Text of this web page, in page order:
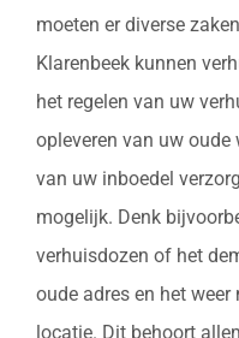
moeten er diverse
Klarenbeek kunnen
het regelen van uw
opleveren van uw
van uw inboedel
mogelijk. Denk
verhuisdozen of het
oude adres en het
locatie. Dit behoort